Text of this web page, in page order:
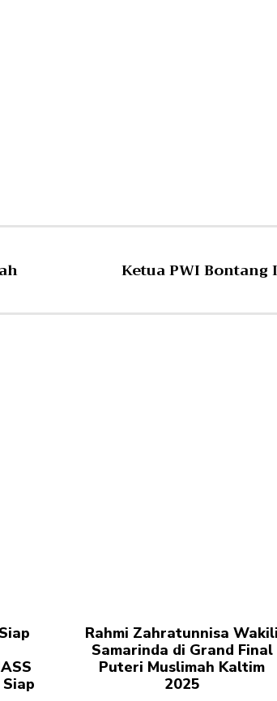
Ketua PWI
Rahmi Zahratunnisa Wakili
Samarinda di Grand Final
Puteri Muslimah Kaltim
2025